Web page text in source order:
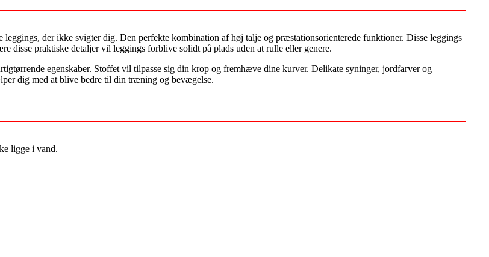
der ikke svigter dig. Den perfekte kombination af høj talje og præstationsorienterede funktioner. Disse leggings
praktiske detaljer vil leggings forblive solidt på plads uden at rulle eller genere.
egenskaber. Stoffet vil tilpasse sig din krop og fremhæve dine kurver. Delikate syninger, jordfarver og
dig med at blive bedre til din træning og bevægelse.
ligge i vand.